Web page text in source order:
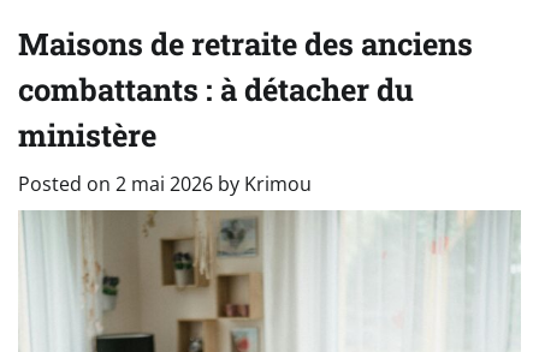
Maisons de retraite des anciens
combattants : à détacher du
ministère
Posted on 2 mai 2026 by Krimou